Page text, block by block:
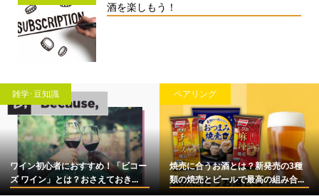
酒を楽しもう！
雑学･豆知識
ワイン初心者におすすめ！「ビコー
ズ ワイン」とは？おさえておき...
ペアリング
焼売に合うお酒とは？新発売の3種
類の焼売とビールで最高の組み合...